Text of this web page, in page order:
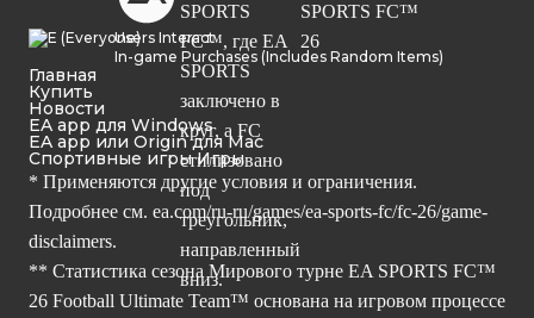
Users Interact
In-game Purchases (Includes Random Items)
Главная
Купить
Новости
EA app для Windows
EA app или Origin для Mac
Спортивные игры Игры
* Применяются другие условия и ограничения.
Подробнее см. ea.com/ru-ru/games/ea-sports-fc/fc-26/game-
disclaimers.
** Статистика сезона Мирового турне EA SPORTS FC™
26 Football Ultimate Team™ основана на игровом процессе